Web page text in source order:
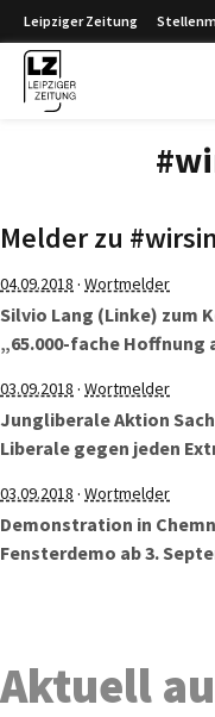
Leipziger Zeitung
Melder zu
04.09.2018 · Wortmelder
Silvio Lang (Linke) zum
„65.000-fache Hoffnung
03.09.2018 · Wortmelder
Jungliberale Aktion
Liberale gegen jeden
03.09.2018 · Wortmelder
Demonstration in
Fensterdemo ab 3.
Aktuell